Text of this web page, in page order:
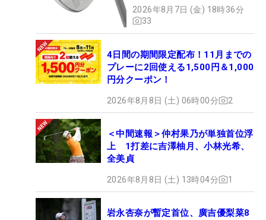
2026年8月7日 (金) 18時36分
33
4日間の期間限定配布！11月までの
プレーに2回使える1,500円＆1,000
円分クーポン！
2026年8月8日 (土) 06時00分 2
＜中間速報＞仲村果乃が単独首位浮
上 1打差に吉澤柚月、小林光希、
全美貞
2026年8月8日 (土) 13時04分 1
岩永杏奈が暫定首位、廣吉優梨菜8